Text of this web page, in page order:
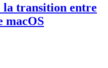
la transition entre
macOS